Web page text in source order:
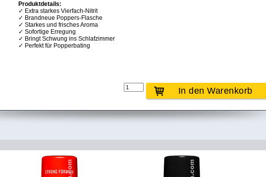
Produktdetails:
✓ Extra starkes Vierfach-Nitrit
✓ Brandneue Poppers-Flasche
✓ Starkes und frisches Aroma
✓ Sofortige Erregung
✓ Bringt Schwung ins Schlafzimmer
✓ Perfekt für Popperbating
In den Warenkorb